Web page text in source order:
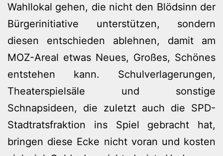
Wahllokal gehen, die nicht den Blödsinn der
Bürgerinitiative unterstützen, sondern
diesen entschieden ablehnen, damit am
MOZ-Areal etwas Neues, Großes, Schönes
entstehen kann. Schulverlagerungen,
Theaterspielsäle und sonstige
Schnapsideen, die zuletzt auch die SPD-
Stadtratsfraktion ins Spiel gebracht hat,
bringen diese Ecke nicht voran und kosten